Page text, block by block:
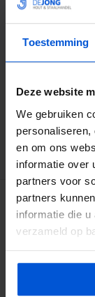
Toestemming
Deze website
We gebruiken
en om ons
informatie over
partners voor
partners
informatie die
verzameld op
WIJ HELPEN
3194 klanten